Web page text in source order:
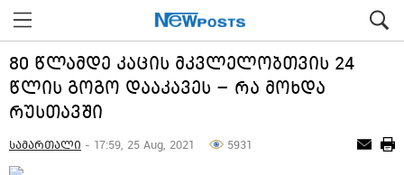
80 წლამდე კაცის მკვლელობთვის 24
წლის გოგო დააკავეს – რა მოხდა
რუსთავში
სამართალი - 17:59, 25 Aug, 2021 5931